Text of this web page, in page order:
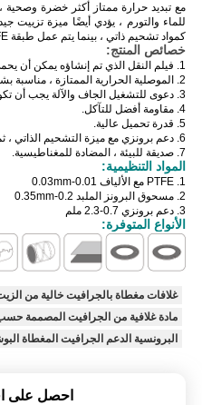
مع تبديد حرارة ممتاز أكثر خضرة وصحية
للماء والتورم ، يؤدي أيضًا ميزة تزييت
كمواد تشحيم ذاتي ، بينما يتم عمل طبقة PTFE ، ثم بمزيد من الأعمار الطويلة!
خصائص المنتج:
1. فيلم النقل الذي تم إنشاؤه يمكن أن يحمي سطح التزاوج المعدني.انزلاق مثالي
2. الموصلية الحرارية الممتازة ، مناسبة بشكل خاص لبيئة درجات الحرارة العالية ؛
3. دعوى للتشغيل الجاف والآلة يجب أن تكون تحت فترة عمل طويلة متتالية.
4. مقاومة أفضل للتآكل.
5. قدرة تحميل عالية.
6. دعم برونزي مع ميزة التشحيم الذاتي ، ثم مع عمر أطول للعمل.
7. صديقة للبيئة ، المضادة للمغناطيسية.
المواد التنظيمية:
1. PTFE مع الألياف 0.01-0.03mm
2. مسحوق البرونز الملبد 0.2-0.35mm
3. دعم برونزي 0.7-2.3 ملم
الأنواع المتوفرة:
غلافات مغطاة بالجرافيت خالية من
مادة غلافية من الجرافيت المصممة
البرونسية الدعم الجرافيت المغطاة
احصل على